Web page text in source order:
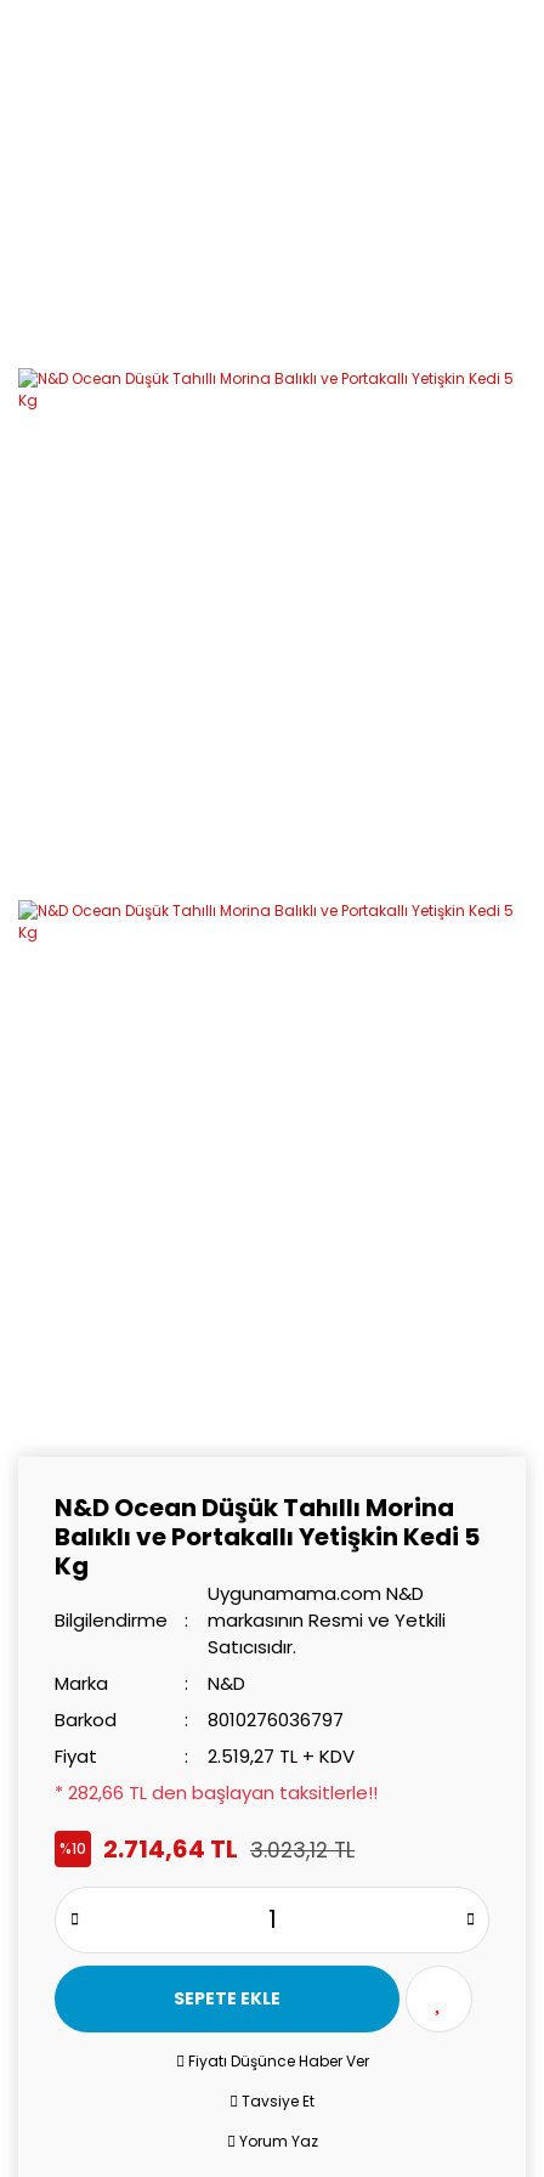
N&D Ocean Düşük Tahıllı Morina
Balıklı ve Portakallı Yetişkin Kedi 5
Kg
Bilgilendirme
Uygunamama.com N&D
markasının Resmi ve Yetkili
Satıcısıdır.
Marka
N&D
Barkod
8010276036797
Fiyat
2.519,27 TL + KDV
* 282,66 TL den başlayan taksitlerle!!
%10 2.714,64 TL 3.023,12 TL
SEPETE EKLE
Fiyatı Düşünce Haber Ver
Tavsiye Et
Yorum Yaz